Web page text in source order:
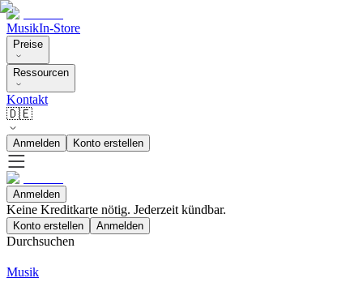
MusikIn-Store
Preise
Ressourcen
Kontakt
🇩🇪
Anmelden Konto erstellen
Anmelden
Keine Kreditkarte nötig. Jederzeit kündbar.
Konto erstellen Anmelden
Durchsuchen
Musik